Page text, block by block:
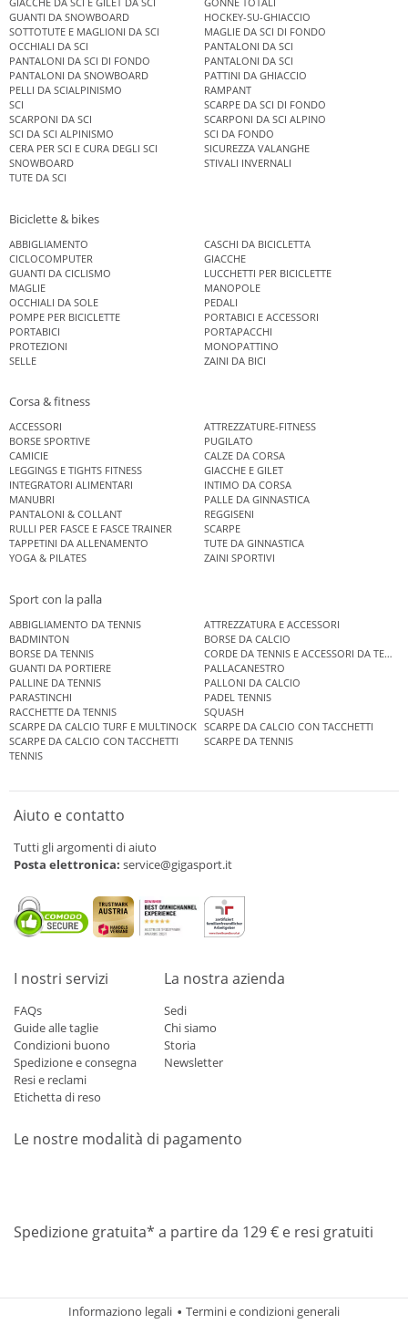
GUANTI DA SNOWBOARD
HOCKEY-SU-GHIACCIO
SOTTOTUTE E MAGLIONI DA SCI
MAGLIE DA SCI DI FONDO
OCCHIALI DA SCI
PANTALONI DA SCI
PANTALONI DA SCI DI FONDO
PANTALONI DA SCI
PANTALONI DA SNOWBOARD
PATTINI DA GHIACCIO
PELLI DA SCIALPINISMO
RAMPANT
SCI
SCARPE DA SCI DI FONDO
SCARPONI DA SCI
SCARPONI DA SCI ALPINO
SCI DA SCI ALPINISMO
SCI DA FONDO
CERA PER SCI E CURA DEGLI SCI
SICUREZZA VALANGHE
SNOWBOARD
STIVALI INVERNALI
TUTE DA SCI
Biciclette & bikes
ABBIGLIAMENTO
CASCHI DA BICICLETTA
CICLOCOMPUTER
GIACCHE
GUANTI DA CICLISMO
LUCCHETTI PER BICICLETTE
MAGLIE
MANOPOLE
OCCHIALI DA SOLE
PEDALI
POMPE PER BICICLETTE
PORTABICI E ACCESSORI
PORTABICI
PORTAPACCHI
PROTEZIONI
MONOPATTINO
SELLE
ZAINI DA BICI
Corsa & fitness
ACCESSORI
ATTREZZATURE-FITNESS
BORSE SPORTIVE
PUGILATO
CAMICIE
CALZE DA CORSA
LEGGINGS E TIGHTS FITNESS
GIACCHE E GILET
INTEGRATORI ALIMENTARI
INTIMO DA CORSA
MANUBRI
PALLE DA GINNASTICA
PANTALONI & COLLANT
REGGISENI
RULLI PER FASCE E FASCE TRAINER
SCARPE
TAPPETINI DA ALLENAMENTO
TUTE DA GINNASTICA
YOGA & PILATES
ZAINI SPORTIVI
Sport con la palla
ABBIGLIAMENTO DA TENNIS
ATTREZZATURA E ACCESSORI
BADMINTON
BORSE DA CALCIO
BORSE DA TENNIS
CORDE DA TENNIS E ACCESSORI DA TENNIS
GUANTI DA PORTIERE
PALLACANESTRO
PALLINE DA TENNIS
PALLONI DA CALCIO
PARASTINCHI
PADEL TENNIS
RACCHETTE DA TENNIS
SQUASH
SCARPE DA CALCIO TURF E MULTINOCK SCARPE DA CALCIO CON TACCHETTI
SCARPE DA CALCIO CON TACCHETTI
SCARPE DA TENNIS
TENNIS
Aiuto e contatto
Tutti gli argomenti di aiuto
Posta elettronica: service@gigasport.it
I nostri servizi
FAQs
Guide alle taglie
Condizioni buono
Spedizione e consegna
Resi e reclami
Etichetta di reso
La nostra azienda
Sedi
Chi siamo
Storia
Newsletter
Le nostre modalità di pagamento
Spedizione gratuita* a partire da 129 € e resi gratuiti
Informaziono legali
Termini e condizioni generali